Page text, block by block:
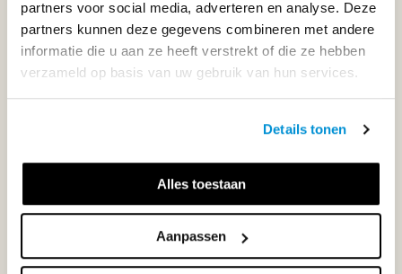
partners voor social media, adverteren en analyse. Deze
partners kunnen deze gegevens combineren met andere
informatie die u aan ze heeft verstrekt of die ze hebben
verzameld op basis van uw gebruik van hun services.
Details tonen
Alles toestaan
Aanpassen
Klantenservice
Neem contact op